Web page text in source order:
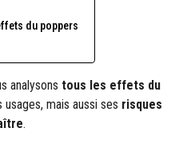
du poppers
analysons tous les effets du
mais aussi ses risques
.